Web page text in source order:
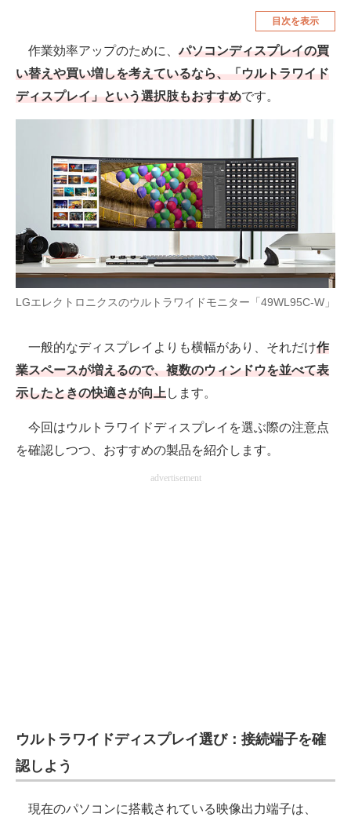
食器・グラス・カトラリー
メディア
ITの今と未来を見通す
スマホと通信の最新トレンド
進化するPCとデバイスの未来
好きが集まる 比べて選べる
ビジネスと働き方のヒント
企業ITのトレンドを詳説
経営リーダーのコミュニティ
マーケ×ITの今がよく分かる
建設×テクノロジーの最前線
ちょっと気になるネットの話題
目次を表示
作業効率アップのために、 パソコンディスプレイの買
い替えや買い増しを考えているなら、「ウルトラワイド
ディスプレイ」という選択肢もおすすめです。
LGエレクトロニクスのウルトラワイドモニター「49WL95C-W」
一般的なディスプレイよりも横幅があり、それだけ作
業スペースが増えるので、複数のウィンドウを並べて表
示したときの快適さが向上します。
今回はウルトラワイドディスプレイを選ぶ際の注意点
を確認しつつ、おすすめの製品を紹介します。
advertisement
ウルトラワイドディスプレイ選び：接続端子を確
認しよう
現在のパソコンに搭載されている映像出力端子は、